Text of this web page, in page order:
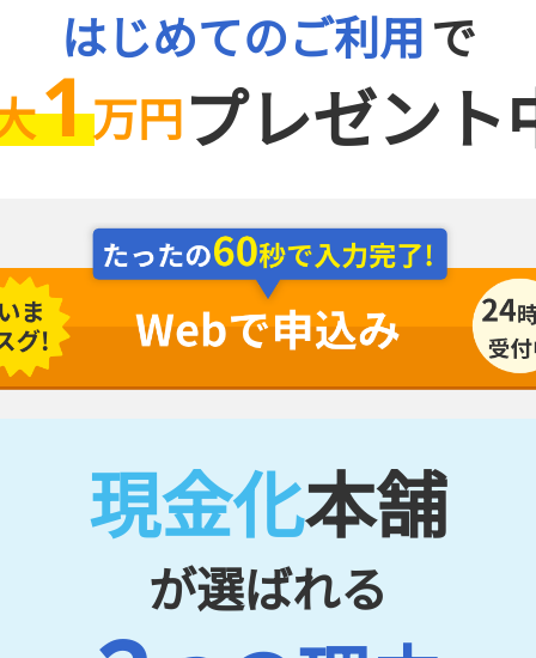
はじめてのご利用で
1万円プレゼント
現金化本舗
が選ばれる